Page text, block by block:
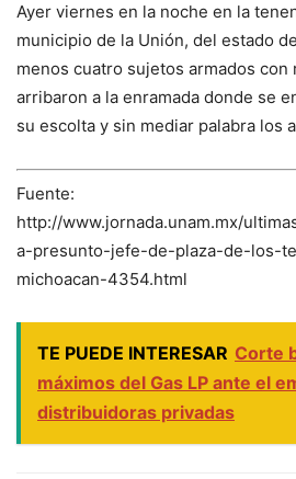
Ayer viernes en la noche en la
municipio de la Unión, del estado
menos cuatro sujetos armados con
arribaron a la enramada donde se
su escolta y sin mediar palabra los
Fuente:
http://www.jornada.unam.mx/
a-presunto-jefe-de-plaza-de-los-
michoacan-4354.html
TE PUEDE INTERESAR Corte
máximos del Gas LP ante el
distribuidoras privadas